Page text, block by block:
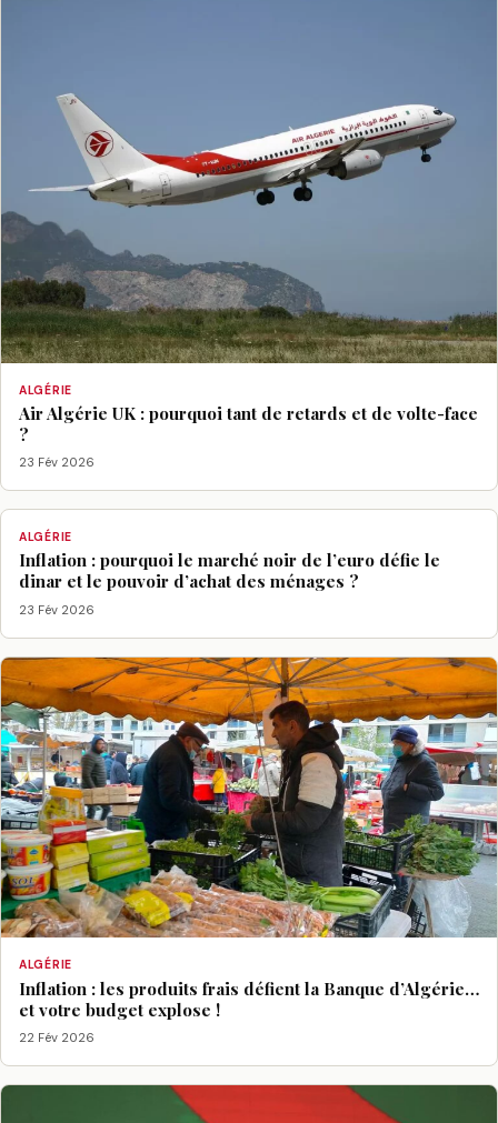
ALGÉRIE
Air Algérie UK : pourquoi tant de retards et de volte-face
?
23 Fév 2026
ALGÉRIE
Inflation : pourquoi le marché noir de l’euro défie le
dinar et le pouvoir d’achat des ménages ?
23 Fév 2026
ALGÉRIE
Inflation : les produits frais défient la Banque d’Algérie…
et votre budget explose !
22 Fév 2026